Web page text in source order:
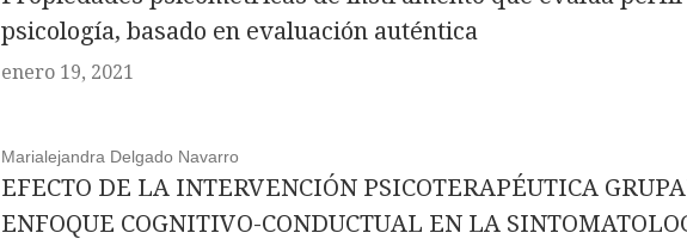
psicología, basado en evaluación auténtica
enero 19, 2021
Marialejandra Delgado Navarro
EFECTO DE LA INTERVENCIÓN PSICOTERAPÉUTICA
ENFOQUE COGNITIVO-CONDUCTUAL EN LA